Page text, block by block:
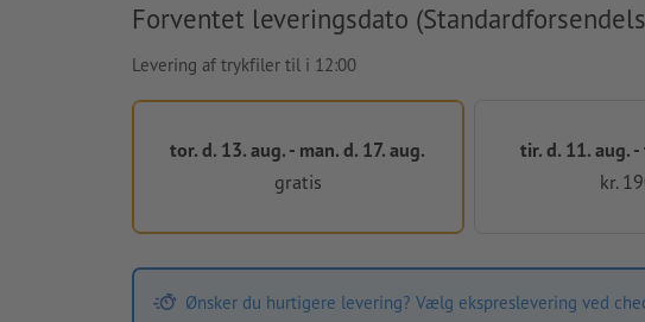
Forventet leveringsdato
Levering af trykfiler til i 12:00
tor. d. 13. aug. - man. d. 17. aug.
gratis
tir. d. 11. aug.
kr.
Ønsker du hurtigere levering? Vælg ekspreslevering ved